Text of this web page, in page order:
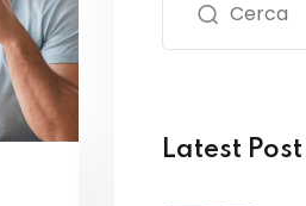
Latest Post